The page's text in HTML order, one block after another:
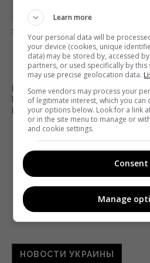
Предоставлено SendPulse
загрузка...
Предыдущий пост
ПАКЕТ ЗАКОНОПРОЕКТОВ
КУЛЬТУРЫ И КРЕАТИВНЫХ
ПОДАН В РАДУ
«СОЮЗМУЛЬТФИЛЬМ»
НОВОСТИ УКРАИНЫ
Learn more
Your personal data will be
your device (cookies, unique
data) may be stored by, accessed
partners, or used specifically by
may use precise geolocation data.
Some vendors may process your
of legitimate interest, which you
your options below. Look for a link
or in the site menu to manage or
and cookie settings.
Consent
Manage